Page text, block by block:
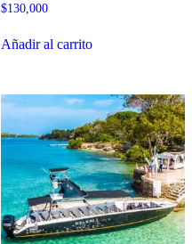
$130,000
Añadir al carrito